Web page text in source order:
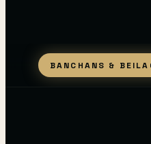
BANCHANS &